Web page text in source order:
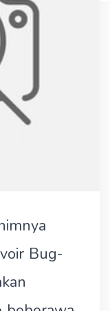
Bug-